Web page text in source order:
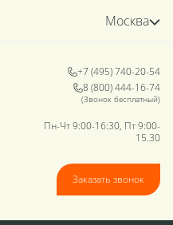
Москва
+7 (495) 740-20-54
8 (800) 444-16-74
(Звонок бесплатный)
Пн-Чт 9:00-16:30, Пт 9:00-
15.30
Заказать звонок